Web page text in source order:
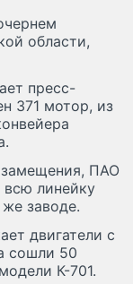
области,
пресс-
371 мотор, из
ПАО
линейку
заводе.
двигатели с
сошли 50
К-701.